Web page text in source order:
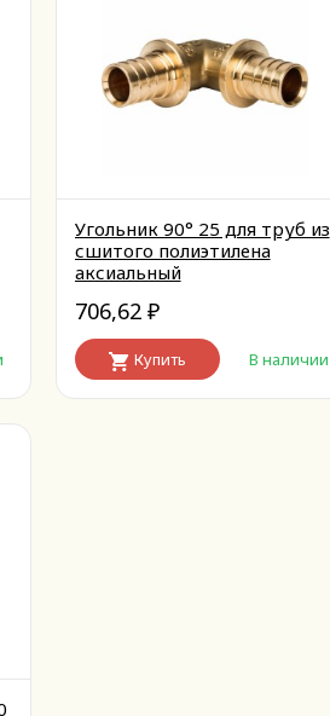
Угольник 90° 25 для труб из
сшитого полиэтилена
аксиальный
706,62 ₽
Купить В наличии